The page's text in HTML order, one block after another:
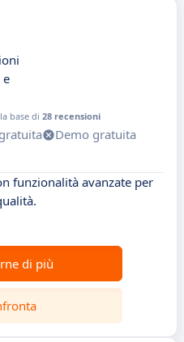
e
base di 28 recensioni
Demo gratuita
funzionalità avanzate per
di più